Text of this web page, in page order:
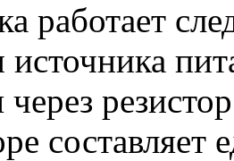
работает
через